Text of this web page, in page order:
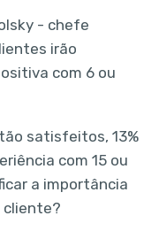
- chefe
irão
com 6 ou
satisfeitos, 13%
com 15 ou
a importância
cliente?